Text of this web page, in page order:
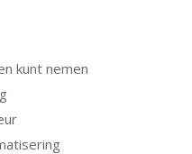
kunt nemen